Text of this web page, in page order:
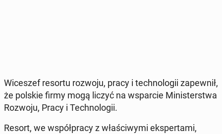
Wi­ce­szef resortu rozwoju, pracy i tech­no­lo­gii za­pew­nił,
że polskie firmy mogą liczyć na wspar­cie Mi­ni­ster­stwa
Rozwoju, Pracy i Tech­no­lo­gii.
Resort, we współ­pra­cy z wła­ści­wy­mi eks­per­ta­mi,